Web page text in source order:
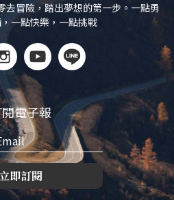
去冒險，踏出夢想的第一步。一點勇
一點快樂，一點挑戰
電子報
即訂閱